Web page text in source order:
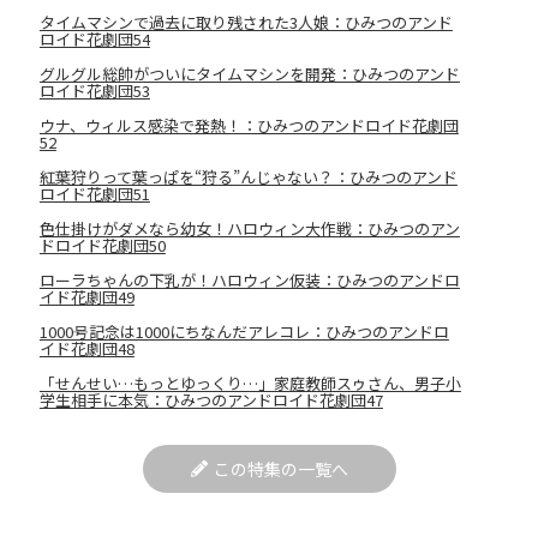
タイムマシンで過去に取り残された3人娘：ひみつのアンド
ロイド花劇団54
グルグル総帥がついにタイムマシンを開発：ひみつのアンド
ロイド花劇団53
ウナ、ウィルス感染で発熱！：ひみつのアンドロイド花劇団
52
紅葉狩りって葉っぱを“狩る”んじゃない？：ひみつのアンド
ロイド花劇団51
色仕掛けがダメなら幼女！ハロウィン大作戦：ひみつのアン
ドロイド花劇団50
ローラちゃんの下乳が！ハロウィン仮装：ひみつのアンドロ
イド花劇団49
1000号記念は1000にちなんだアレコレ：ひみつのアンドロ
イド花劇団48
「せんせい…もっとゆっくり…」家庭教師スゥさん、男子小
学生相手に本気：ひみつのアンドロイド花劇団47
この特集の一覧へ